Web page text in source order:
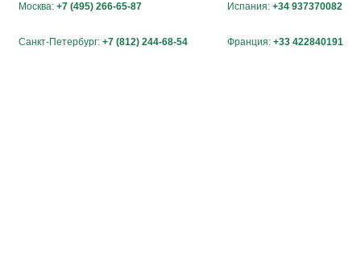
Москва: +7 (495) 266-65-87 Испания: +34 937370082
Санкт-Петербург: +7 (812) 244-68-54 Франция: +33 422840191